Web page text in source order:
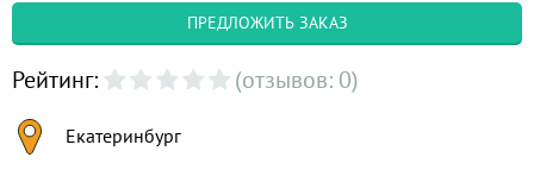
ПРЕДЛОЖИТЬ ЗАКАЗ
Рейтинг: (отзывов: 0)
Екатеринбург